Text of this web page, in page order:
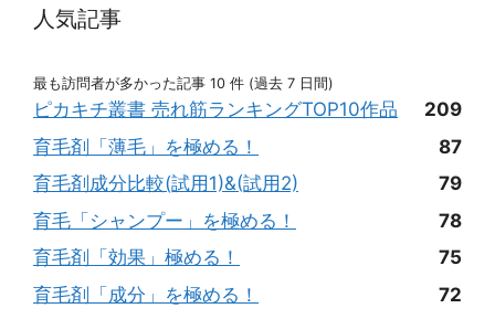
人気記事
最も訪問者が多かった記事 10 件 (過去 7 日間)
ピカキチ叢書 売れ筋ランキングTOP10作品
209
育毛剤「薄毛」を極める！
87
育毛剤成分比較(試用1)&(試用2)
79
育毛「シャンプー」を極める！
78
育毛剤「効果」極める！
75
育毛剤「成分」を極める！
72